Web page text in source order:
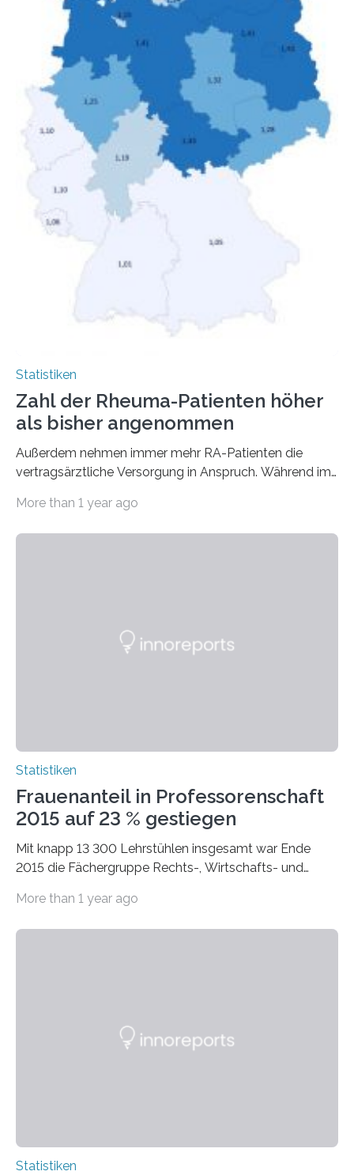
Nettoäquivalenzeinkommen) nur einen moderaten
Anstieg des Mietanteils am Gesamteinkommen
hinnehmen mussten, nahm die Belastung bei
Menschen mit…
Statistiken
Zahl der Rheuma-Patienten höher
als bisher angenommen
Außerdem nehmen immer mehr RA-Patienten die
vertragsärztliche Versorgung in Anspruch. Während im
More than 1 year ago
Statistiken
Frauenanteil in Professorenschaft
2015 auf 23 % gestiegen
Mit knapp 13 300 Lehrstühlen insgesamt war Ende
2015 die Fächergruppe Rechts-, Wirtschafts- und
bei…
More than 1 year ago
Statistiken